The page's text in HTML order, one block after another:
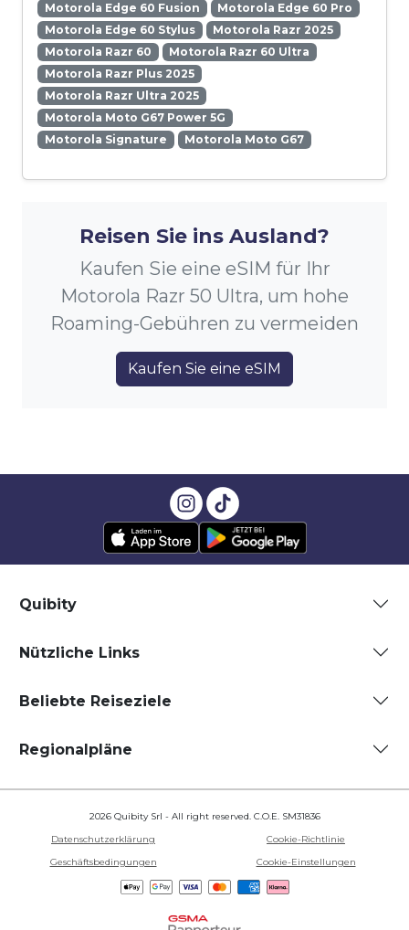
Motorola Edge 60 Fusion
Motorola Edge 60 Pro
Motorola Edge 60 Stylus
Motorola Razr 2025
Motorola Razr 60
Motorola Razr 60 Ultra
Motorola Razr Plus 2025
Motorola Razr Ultra 2025
Motorola Moto G67 Power 5G
Motorola Signature
Motorola Moto G67
Reisen Sie ins Ausland?
Kaufen Sie eine eSIM für Ihr
Motorola Razr 50 Ultra, um hohe
Roaming-Gebühren zu vermeiden
Kaufen Sie eine eSIM
Quibity
Nützliche Links
Beliebte Reiseziele
Regionalpläne
2026 Quibity Srl - All right reserved. C.O.E. SM31836
Datenschutzerklärung
Cookie-Richtlinie
Geschäftsbedingungen
Cookie-Einstellungen